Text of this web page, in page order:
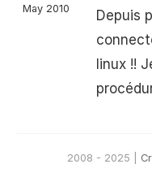
May 2010
Depuis
linux !!
2008 - 2025 |